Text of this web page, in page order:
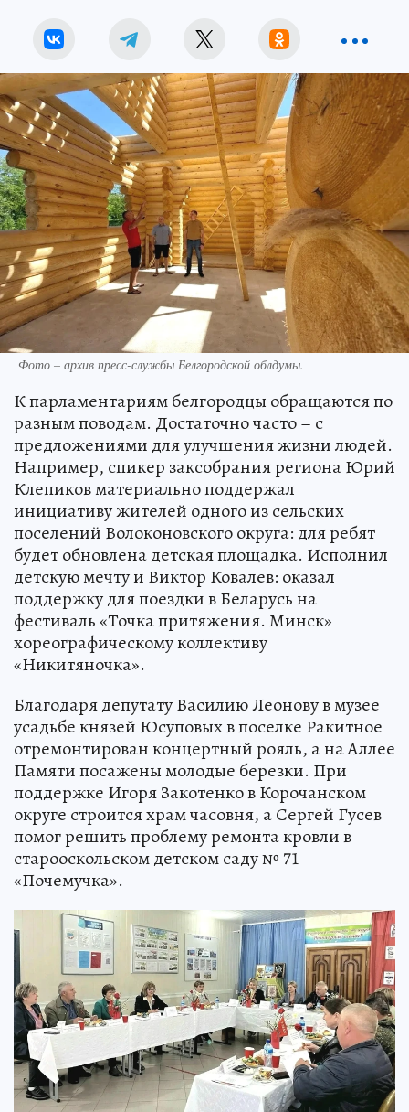
Фото – архив пресс-службы Белгородской облдумы.
К парламентариям белгородцы обращаются по
разным поводам. Достаточно часто – с
предложениями для улучшения жизни людей.
Например, спикер заксобрания региона Юрий
Клепиков материально поддержал
инициативу жителей одного из сельских
поселений Волоконовского округа: для ребят
будет обновлена детская площадка. Исполнил
детскую мечту и Виктор Ковалев: оказал
поддержку для поездки в Беларусь на
фестиваль «Точка притяжения. Минск»
хореографическому коллективу
«Никитяночка».
Благодаря депутату Василию Леонову в музее
усадьбе князей Юсуповых в поселке Ракитное
отремонтирован концертный рояль, а на Аллее
Памяти посажены молодые березки. При
поддержке Игоря Закотенко в Корочанском
округе строится храм часовня, а Сергей Гусев
помог решить проблему ремонта кровли в
старооскольском детском саду № 71
«Почемучка».